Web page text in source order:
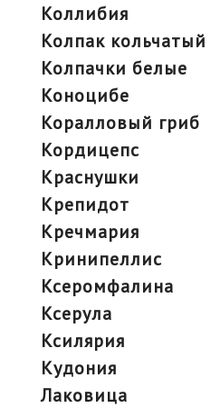
коллибия
колпак кольчатый
колпачки белые
коноцибе
коралловый гриб
кордицепс
краснушки
крепидот
кречмария
кринипеллис
ксеромфалина
ксерула
ксилярия
кудония
лаковица